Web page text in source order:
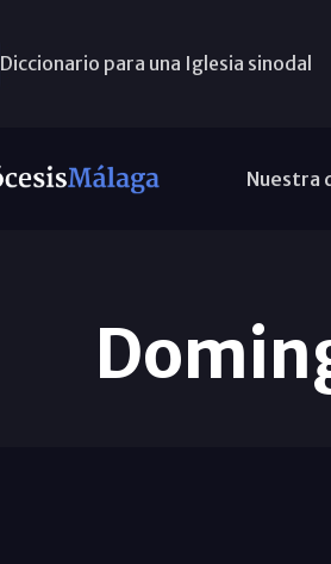
Diccionario para una Iglesia sinodal
Nuestra